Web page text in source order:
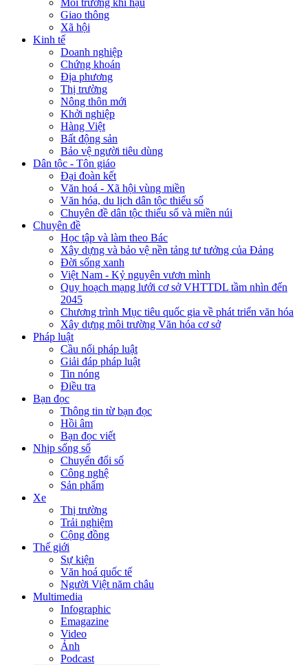
Môi trường khí hậu
Giao thông
Xã hội
Kinh tế
Doanh nghiệp
Chứng khoán
Địa phương
Thị trường
Nông thôn mới
Khởi nghiệp
Hàng Việt
Bất động sản
Bảo vệ người tiêu dùng
Dân tộc - Tôn giáo
Đại đoàn kết
Văn hoá - Xã hội vùng miền
Văn hóa, du lịch dân tộc thiểu số
Chuyên đề dân tộc thiểu số và miền núi
Chuyên đề
Học tập và làm theo Bác
Xây dựng và bảo vệ nền tảng tư tưởng của Đảng
Đời sống xanh
Việt Nam - Kỷ nguyên vươn mình
Quy hoạch mạng lưới cơ sở VHTTDL tầm nhìn đến
2045
Chương trình Mục tiêu quốc gia về phát triển văn hóa
Xây dựng môi trường Văn hóa cơ sở
Pháp luật
Cầu nối pháp luật
Giải đáp pháp luật
Tin nóng
Điều tra
Bạn đọc
Thông tin từ bạn đọc
Hồi âm
Bạn đọc viết
Nhịp sống số
Chuyển đổi số
Công nghệ
Sản phẩm
Xe
Thị trường
Trải nghiệm
Cộng đồng
Thế giới
Sự kiện
Văn hoá quốc tế
Người Việt năm châu
Multimedia
Infographic
Emagazine
Video
Ảnh
Podcast